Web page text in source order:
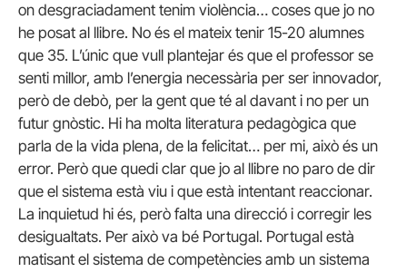
on desgraciadament tenim violència… coses que jo no
he posat al llibre. No és el mateix tenir 15-20 alumnes
que 35. L’únic que vull plantejar és que el professor se
senti millor, amb l’energia necessària per ser innovador,
però de debò, per la gent que té al davant i no per un
futur gnòstic. Hi ha molta literatura pedagògica que
parla de la vida plena, de la felicitat… per mi, això és un
error. Però que quedi clar que jo al llibre no paro de dir
que el sistema està viu i que està intentant reaccionar.
La inquietud hi és, però falta una direcció i corregir les
desigualtats. Per això va bé Portugal. Portugal està
matisant el sistema de competències amb un sistema